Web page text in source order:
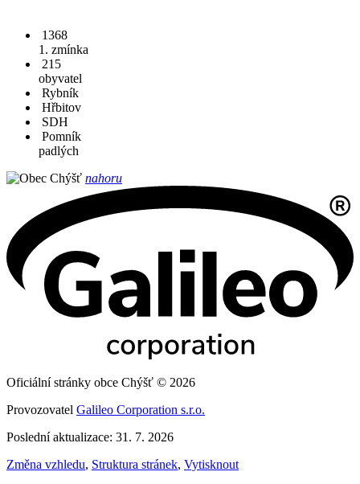
1368
1. zmínka
215
obyvatel
Rybník
Hřbitov
SDH
Pomník
padlých
nahoru
Oficiální stránky obce Chýšť © 2026
Provozovatel Galileo Corporation s.r.o.
Poslední aktualizace: 31. 7. 2026
Změna vzhledu, Struktura stránek, Vytisknout